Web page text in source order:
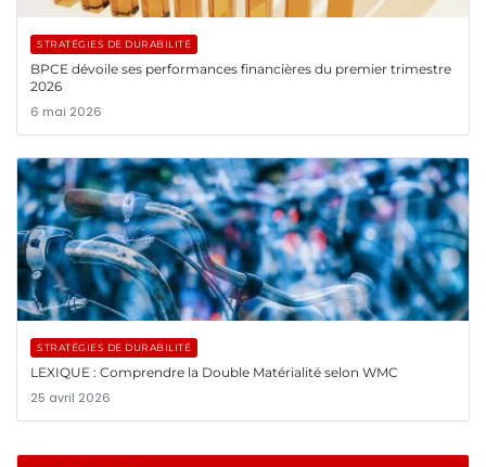
STRATÉGIES DE DURABILITÉ
BPCE dévoile ses performances financières du premier trimestre
2026
6 mai 2026
STRATÉGIES DE DURABILITÉ
LEXIQUE : Comprendre la Double Matérialité selon WMC
25 avril 2026